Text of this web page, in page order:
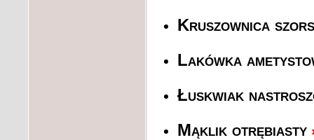
Kruszownica
Lakówka
Łuskwiak
Mąklik otrębiasty